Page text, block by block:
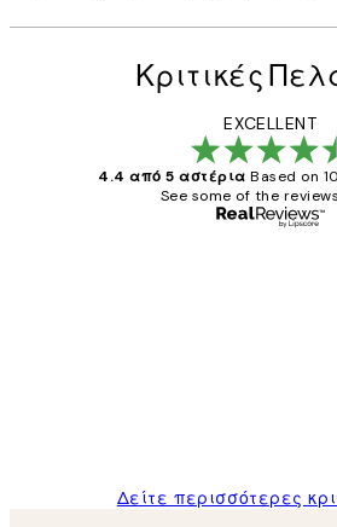
Κριτικές
EXCELLENT
4.4 από 5 αστέρια Based on
See some of the
Δείτε περισσότερες